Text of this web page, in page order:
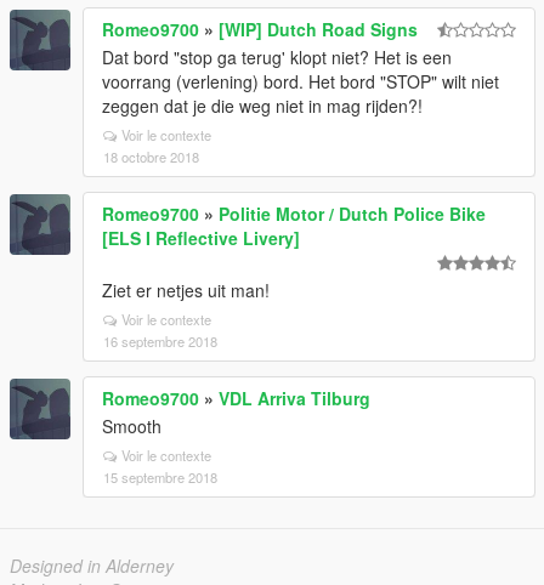
Romeo9700 » [WIP] Dutch Road Signs
Dat bord "stop ga terug' klopt niet? Het is een
voorrang (verlening) bord. Het bord "STOP" wilt niet
zeggen dat je die weg niet in mag rijden?!
Voir le contexte
18 octobre 2018
Romeo9700 » Politie Motor / Dutch Police Bike
[ELS I Reflective Livery]
Ziet er netjes uit man!
Voir le contexte
16 septembre 2018
Romeo9700 » VDL Arriva Tilburg
Smooth
Voir le contexte
15 septembre 2018
Designed in Alderney